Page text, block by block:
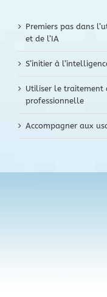
Premiers pas dans
et de l’IA
S’initier à
Utiliser le traitement
professionnelle
Accompagner aux